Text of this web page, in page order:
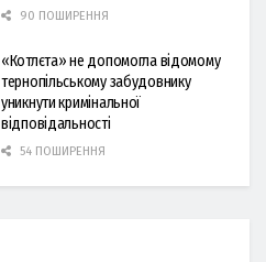
90 ПОШИРЕННЯ
«Котлєта» не допомогла відомому
тернопільському забудовнику
уникнути кримінальної
відповідальності
54 ПОШИРЕННЯ